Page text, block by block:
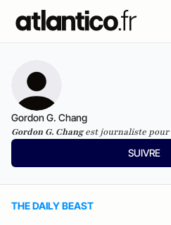
Gordon G. Chang
Gordon G. Changest journaliste pour
SUIVRE
THE DAILY BEAST